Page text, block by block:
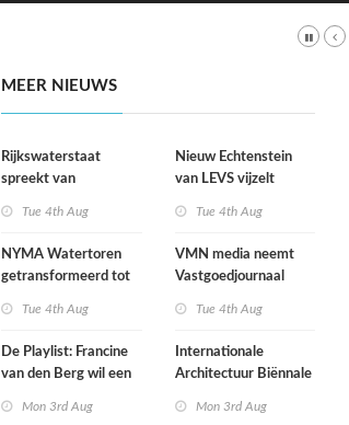
MEER NIEUWS
Rijkswaterstaat
spreekt van
door droogte
Tue 4th Aug
NYMA Watertoren
getransformeerd tot
makersplaats in
Nijmegen
Tue 4th Aug
De Playlist: Francine
van den Berg wil een
Mon 3rd Aug
Nieuw Echtenstein
van LEVS vijzelt
restruimte op
Tue 4th Aug
VMN media neemt
Vastgoedjournaal
Tue 4th Aug
Internationale
Architectuur Biënnale
Mon 3rd Aug